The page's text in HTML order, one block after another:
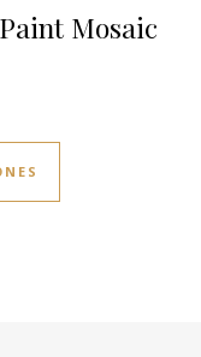
Mosaic
Este producto